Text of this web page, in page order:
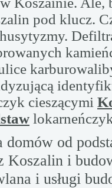
pod klucz.
cieszącymi
od
Koszalin i
i usługi